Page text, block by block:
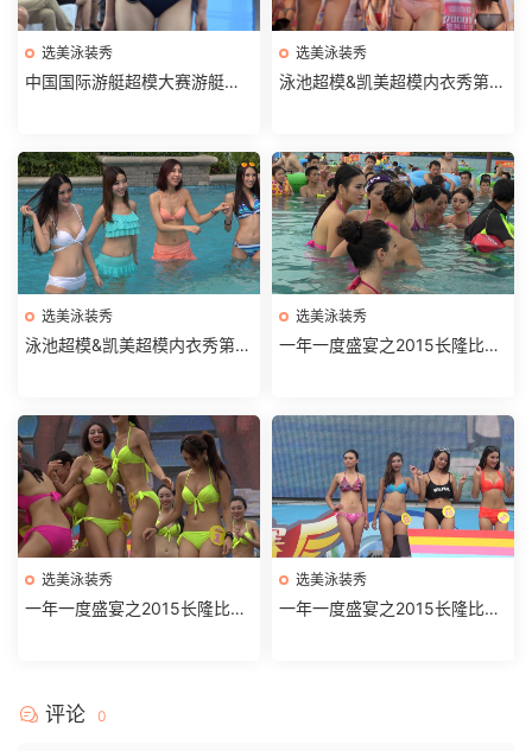
选美泳装秀
中国国际游艇超模大赛游艇水
选美泳装秀
泳池超模&凯美超模内衣秀第3
选美泳装秀
泳池超模&凯美超模内衣秀第2
选美泳装秀
一年一度盛宴之2015长隆比基
选美泳装秀
一年一度盛宴之2015长隆比基
选美泳装秀
一年一度盛宴之2015长隆比基
评论 0